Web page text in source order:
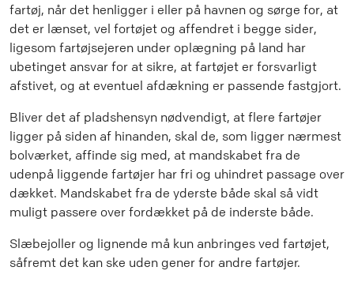
fartøj, når det henligger i eller på havnen og sørge for, at
det er lænset, vel fortøjet og affendret i begge sider,
ligesom fartøjsejeren under oplægning på land har
ubetinget ansvar for at sikre, at fartøjet er forsvarligt
afstivet, og at eventuel afdækning er passende fastgjort.
Bliver det af pladshensyn nødvendigt, at flere fartøjer
ligger på siden af hinanden, skal de, som ligger nærmest
bolværket, affinde sig med, at mandskabet fra de
udenpå liggende fartøjer har fri og uhindret passage over
dækket. Mandskabet fra de yderste både skal så vidt
muligt passere over fordækket på de inderste både.
Slæbejoller og lignende må kun anbringes ved fartøjet,
såfremt det kan ske uden gener for andre fartøjer.